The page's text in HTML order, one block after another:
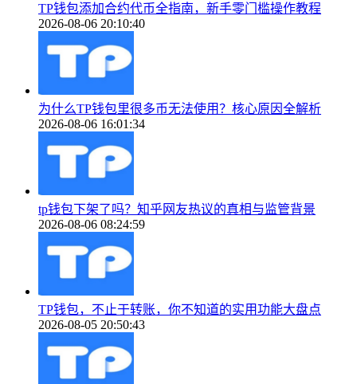
TP钱包添加合约代币全指南，新手零门槛操作教程
2026-08-06 20:10:40
为什么TP钱包里很多币无法使用？核心原因全解析
2026-08-06 16:01:34
tp钱包下架了吗？知乎网友热议的真相与监管背景
2026-08-06 08:24:59
TP钱包，不止于转账，你不知道的实用功能大盘点
2026-08-05 20:50:43